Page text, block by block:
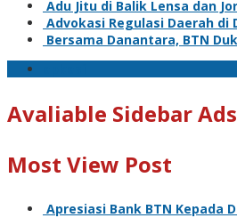
Adu Jitu di Balik Lensa dan
Advokasi Regulasi Daerah di
Bersama Danantara, BTN
Avaliable Sidebar Ads
Most View Post
Apresiasi Bank BTN Kepada